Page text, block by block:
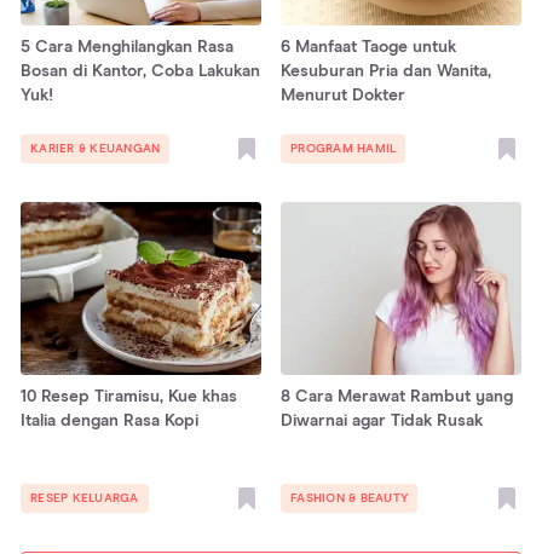
5 Cara Menghilangkan Rasa
Bosan di Kantor, Coba Lakukan
Yuk!
KARIER & KEUANGAN
6 Manfaat Taoge untuk
Kesuburan Pria dan Wanita,
Menurut Dokter
PROGRAM HAMIL
10 Resep Tiramisu, Kue khas
Italia dengan Rasa Kopi
RESEP KELUARGA
8 Cara Merawat Rambut yang
Diwarnai agar Tidak Rusak
FASHION & BEAUTY